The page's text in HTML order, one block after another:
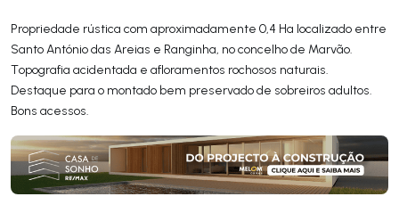
Propriedade rústica com aproximadamente 0,4 Ha localizado entre
Santo António das Areias e Ranginha, no concelho de Marvão.
Topografia acidentada e afloramentos rochosos naturais.
Destaque para o montado bem preservado de sobreiros adultos.
Bons acessos.